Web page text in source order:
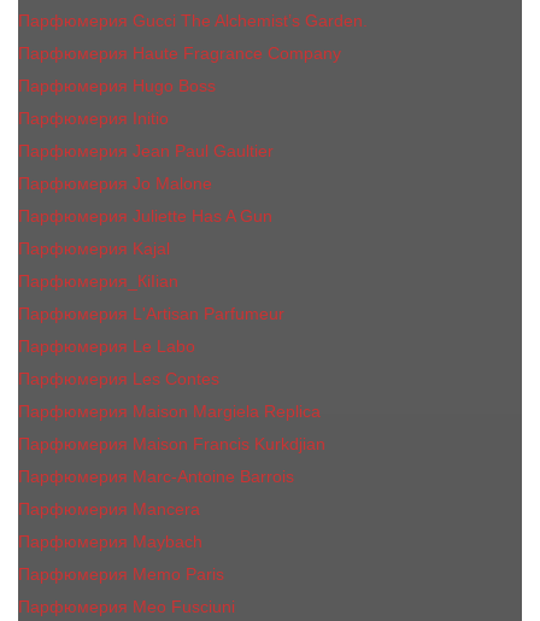
Парфюмерия Gucci The Alchemist’s Garden.
Парфюмерия Haute Fragrance Company
Парфюмерия Hugo Boss
Парфюмерия Initio
Парфюмерия Jean Paul Gaultier
Парфюмерия Jо Malоnе
Парфюмерия Juliette Has A Gun
Парфюмерия Kajal
Парфюмерия_КiIiаn
Парфюмерия L'Artisan Parfumeur
Парфюмерия Le Labo
Парфюмерия Les Contes
Парфюмерия Maison Margiela Replica
Парфюмерия Maison Francis Kurkdjian
Парфюмерия Marc-Antoine Barrois
Парфюмерия Mancera
Парфюмерия Maybach
Парфюмерия Memo Paris
Парфюмерия Meo Fusciuni